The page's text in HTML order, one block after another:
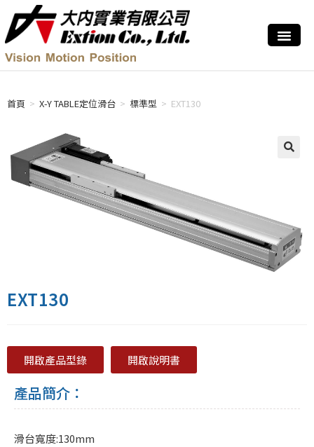
首頁 > X-Y TABLE定位滑台 > 標準型 > EXT130
EXT130
開啟產品型錄 開啟說明書
產品簡介：
滑台寬度:130mm